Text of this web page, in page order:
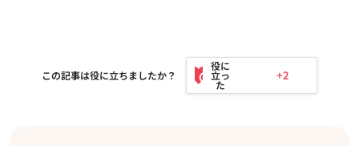
この記事は役に立ちましたか？ +2